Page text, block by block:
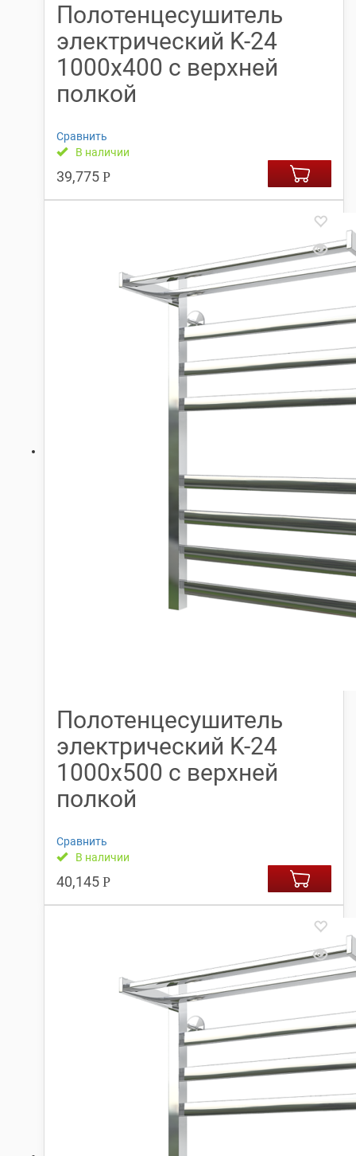
Полотенцесушитель
электрический K-24
1000х400 с верхней
полкой
Сравнить
В наличии
39,775 Р
Полотенцесушитель
электрический K-24
1000х500 с верхней
полкой
Сравнить
В наличии
40,145 Р